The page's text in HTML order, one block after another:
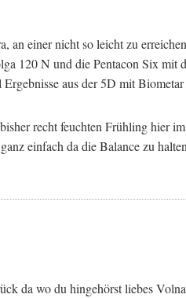
an einer nicht so leicht zu
120 N und die Pentacon Six mit
Ergebnisse aus der 5D mit
recht feuchten Frühling hier
einfach da die Balance zu
da wo du hingehörst liebes